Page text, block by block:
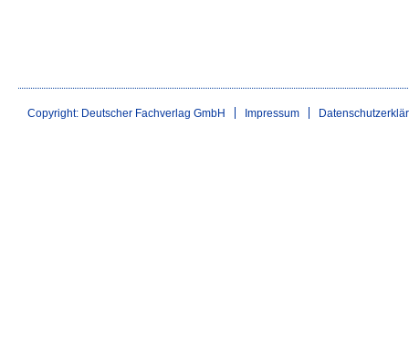
Copyright: Deutscher Fachverlag GmbH Impressum